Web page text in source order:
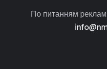
По питанням